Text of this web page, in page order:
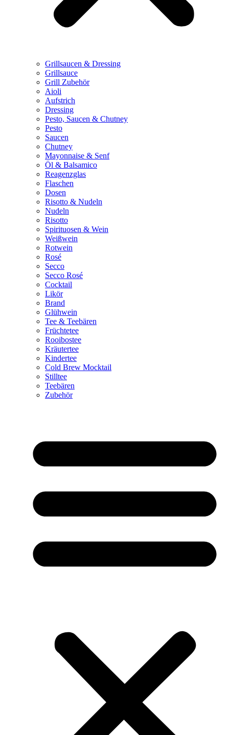
Grillsaucen & Dressing
Grillsauce
Grill Zubehör
Aioli
Aufstrich
Dressing
Pesto, Saucen & Chutney
Pesto
Saucen
Chutney
Mayonnaise & Senf
Öl & Balsamico
Reagenzglas
Flaschen
Dosen
Risotto & Nudeln
Nudeln
Risotto
Spirituosen & Wein
Weißwein
Rotwein
Rosé
Secco
Secco Rosé
Cocktail
Likör
Brand
Glühwein
Tee & Teebären
Früchtetee
Rooibostee
Kräutertee
Kindertee
Cold Brew Mocktail
Stilltee
Teebären
Zubehör